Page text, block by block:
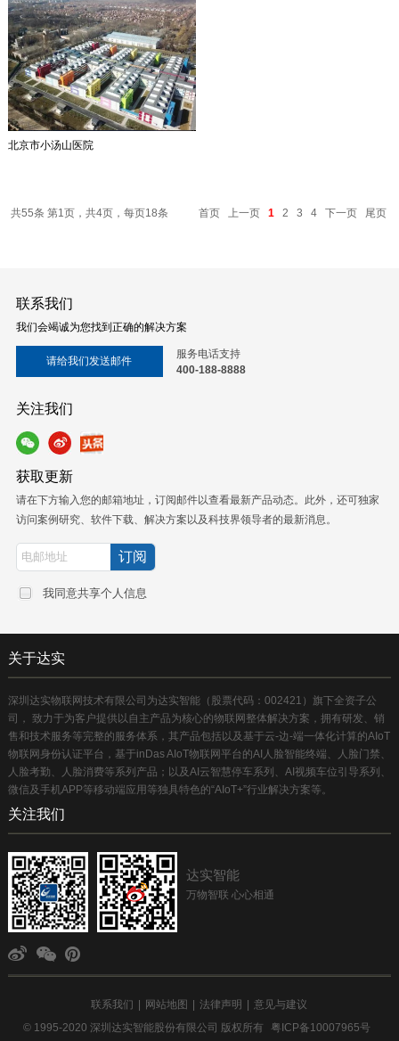
北京市小汤山医院
共55条 第1页，共4页，每页18条 首页 上一页 1 2 3 4 下一页 尾页
联系我们
我们会竭诚为您找到正确的解决方案
请给我们发送邮件
服务电话支持
400-188-8888
关注我们
获取更新
请在下方输入您的邮箱地址，订阅邮件以查看最新产品动态。此外，还可独家
访问案例研究、软件下载、解决方案以及科技界领导者的最新消息。
我同意共享个人信息
关于达实
深圳达实物联网技术有限公司为达实智能（股票代码：002421）旗下全资子公
司， 致力于为客户提供以自主产品为核心的物联网整体解决方案，拥有研发、销
售和技术服务等完整的服务体系，其产品包括以及基于云-边-端一体化计算的AIoT
物联网身份认证平台，基于inDas AIoT物联网平台的AI人脸智能终端、人脸门禁、
人脸考勤、人脸消费等系列产品；以及AI云智慧停车系列、AI视频车位引导系列、
微信及手机APP等移动端应用等独具特色的“AIoT+”行业解决方案等。
关注我们
达实智能
万物智联 心心相通
联系我们 网站地图 法律声明
意见与建议
© 1995-2020 深圳达实智能股份有限公司 版权所有
粤ICP备10007965号